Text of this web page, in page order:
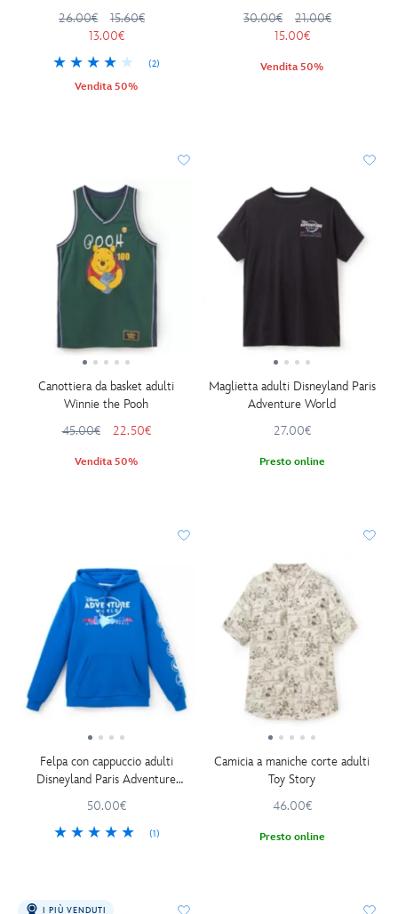
26.00€
15.60€
13.00€
(2)
Vendita 50%
30.00€
21.00€
15.00€
Vendita 50%
Canottiera da basket adulti
Winnie the Pooh
45.00€
22.50€
Vendita 50%
Maglietta adulti Disneyland Paris
Adventure World
27.00€
Presto online
Felpa con cappuccio adulti
Disneyland Paris Adventure
50.00€
(1)
Camicia a maniche corte adulti
Toy Story
46.00€
Presto online
I PIÙ VENDUTI